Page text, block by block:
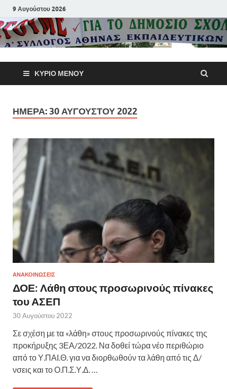
9 Αυγούστου 2026
Α΄
Αθηνών
Π.Ε.
ΚΎΡΙΟ ΜΕΝΟΎ
ΗΜΈΡΑ:30 ΑΥΓΟΎΣΤΟΥ 2022
ΑΝΑΚΟΙΝΩΣΕΙΣ
ΔΟΕ: Λάθη στους προσωρινούς πίνακες
του ΑΣΕΠ
30 Αυγούστου 2022
Σε σχέση με τα «λάθη» στους προσωρινούς πίνακες της
προκήρυξης 3ΕΑ/2022. Να δοθεί τώρα νέο περιθώριο
από το Υ.ΠΑΙ.Θ. για να διορθωθούν τα λάθη από τις Δ/
νσεις και το Ο.Π.Σ.Υ.Δ. …